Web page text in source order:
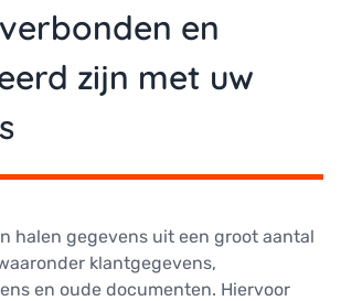
en
zijn met uw
halen gegevens uit een groot aantal
klantgegevens,
en oude documenten. Hiervoor